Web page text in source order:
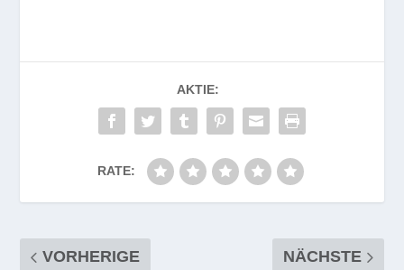
AKTIE:
RATE:
VORHERIGE NÄCHSTE